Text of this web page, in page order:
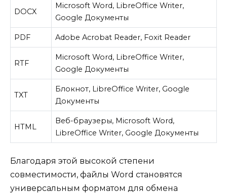
DOCX
Microsoft Word, LibreOffice Writer,
Google Документы
PDF Adobe Acrobat Reader, Foxit Reader
RTF
Microsoft Word, LibreOffice Writer,
Google Документы
TXT
Блокнот, LibreOffice Writer, Google
Документы
HTML
Веб-браузеры, Microsoft Word,
LibreOffice Writer, Google Документы
Благодаря этой высокой степени
совместимости, файлы Word становятся
универсальным форматом для обмена